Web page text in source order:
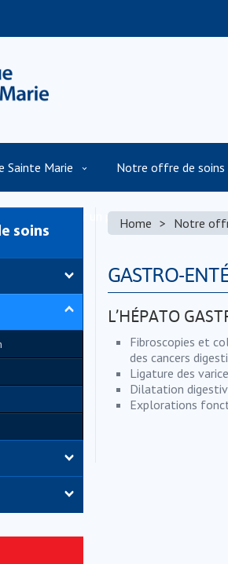
Sainte Marie Notre offre de soins
Trouver un praticien
soins
Home Notre
GASTRO-
L’HÉPATO
Fibroscopies et
des cancers
Ligature des
Dilatation
Explorations